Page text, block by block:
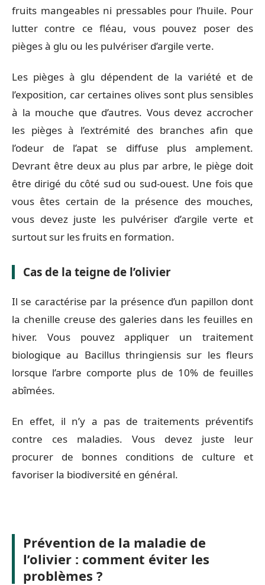
fruits mangeables ni pressables pour l’huile. Pour
lutter contre ce fléau, vous pouvez poser des
pièges à glu ou les pulvériser d’argile verte.
Les pièges à glu dépendent de la variété et de
l’exposition, car certaines olives sont plus sensibles
à la mouche que d’autres. Vous devez accrocher
les pièges à l’extrémité des branches afin que
l’odeur de l’apat se diffuse plus amplement.
Devrant être deux au plus par arbre, le piège doit
être dirigé du côté sud ou sud-ouest. Une fois que
vous êtes certain de la présence des mouches,
vous devez juste les pulvériser d’argile verte et
surtout sur les fruits en formation.
Cas de la teigne de l’olivier
Il se caractérise par la présence d’un papillon dont
la chenille creuse des galeries dans les feuilles en
hiver. Vous pouvez appliquer un traitement
biologique au Bacillus thringiensis sur les fleurs
lorsque l’arbre comporte plus de 10% de feuilles
abîmées.
En effet, il n’y a pas de traitements préventifs
contre ces maladies. Vous devez juste leur
procurer de bonnes conditions de culture et
favoriser la biodiversité en général.
Prévention de la maladie de
l’olivier : comment éviter les
problèmes ?